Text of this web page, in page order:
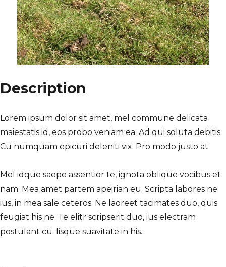
Description
Lorem ipsum dolor sit amet, mel commune delicata
maiestatis id, eos probo veniam ea. Ad qui soluta debitis.
Cu numquam epicuri deleniti vix. Pro modo justo at.
Mel idque saepe assentior te, ignota oblique vocibus et
nam. Mea amet partem apeirian eu. Scripta labores ne
ius, in mea sale ceteros. Ne laoreet tacimates duo, quis
feugiat his ne. Te elitr scripserit duo, ius electram
postulant cu. Iisque suavitate in his.